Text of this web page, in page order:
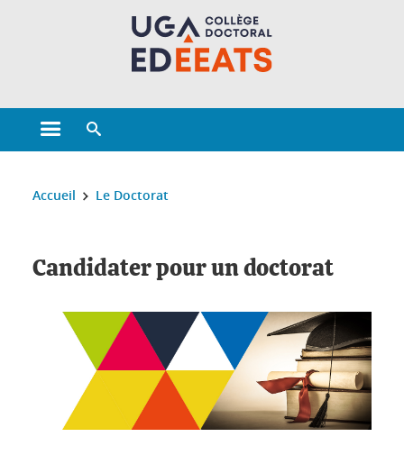
Ouvrir le menu principal
Vous êtes ici :
Accueil Le Doctorat
Candidater pour un doctorat